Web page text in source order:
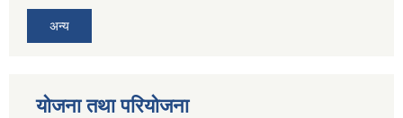
अन्य
योजना तथा परियोजना